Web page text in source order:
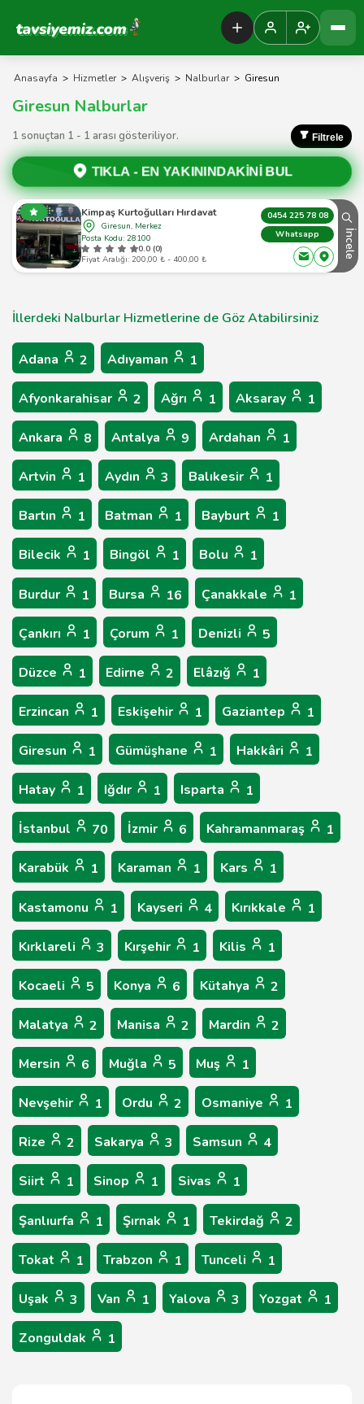
Tavsiyemiz Anasayfa
Anasayfa > Hizmetler > Alışveriş > Nalburlar > Giresun
Giresun Nalburlar
1 sonuçtan 1 - 1 arası gösteriliyor. Filtrele
TIKLA - EN YAKININDAKİNİ BUL
Kimpaş Kurtoğulları Hırdavat
Giresun, Merkez
Posta Kodu: 28100
0.0 (0)
Fiyat Aralığı: 200,00 ₺ - 400,00 ₺
0454 225 78 08
Whatsapp
İncele
İllerdeki Nalburlar Hizmetlerine de Göz Atabilirsiniz
Adana 2 Adıyaman 1
Afyonkarahisar 2 Ağrı 1 Aksaray 1
Ankara 8 Antalya 9 Ardahan 1
Artvin 1 Aydın 3 Balıkesir 1
Bartın 1 Batman 1 Bayburt 1
Bilecik 1 Bingöl 1 Bolu 1
Burdur 1 Bursa 16 Çanakkale 1
Çankırı 1 Çorum 1 Denizli 5
Düzce 1 Edirne 2 Elâzığ 1
Erzincan 1 Eskişehir 1 Gaziantep 1
Giresun 1 Gümüşhane 1 Hakkâri 1
Hatay 1 Iğdır 1 Isparta 1
İstanbul 70 İzmir 6 Kahramanmaraş 1
Karabük 1 Karaman 1 Kars 1
Kastamonu 1 Kayseri 4 Kırıkkale 1
Kırklareli 3 Kırşehir 1 Kilis 1
Kocaeli 5 Konya 6 Kütahya 2
Malatya 2 Manisa 2 Mardin 2
Mersin 6 Muğla 5 Muş 1
Nevşehir 1 Ordu 2 Osmaniye 1
Rize 2 Sakarya 3 Samsun 4
Siirt 1 Sinop 1 Sivas 1
Şanlıurfa 1 Şırnak 1 Tekirdağ 2
Tokat 1 Trabzon 1 Tunceli 1
Uşak 3 Van 1 Yalova 3 Yozgat 1
Zonguldak 1